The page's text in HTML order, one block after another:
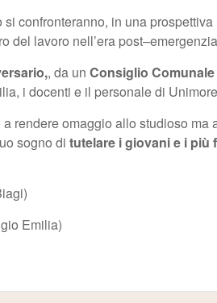
confronteranno, in una
del lavoro nell’era post–
, da un Consiglio
i docenti e il personale di
rendere omaggio allo studioso
sogno di tutelare i giovani e i più
Emilia)